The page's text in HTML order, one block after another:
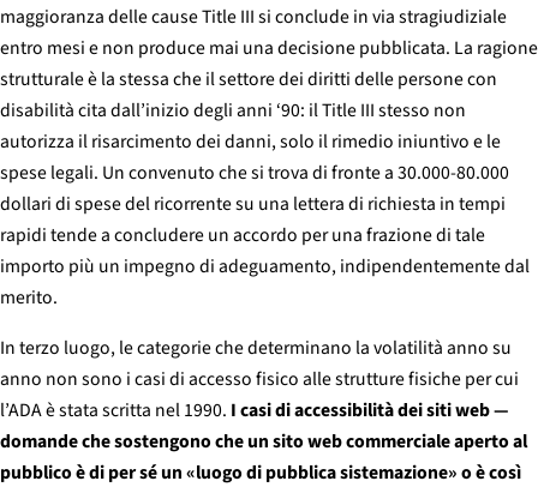
maggioranza delle cause Title III si conclude in via stragiudiziale
entro mesi e non produce mai una decisione pubblicata. La ragione
strutturale è la stessa che il settore dei diritti delle persone con
disabilità cita dall’inizio degli anni ‘90: il Title III stesso non
autorizza il risarcimento dei danni, solo il rimedio iniuntivo e le
spese legali. Un convenuto che si trova di fronte a 30.000-80.000
dollari di spese del ricorrente su una lettera di richiesta in tempi
rapidi tende a concludere un accordo per una frazione di tale
importo più un impegno di adeguamento, indipendentemente dal
merito.
In terzo luogo, le categorie che determinano la volatilità anno su
anno non sono i casi di accesso fisico alle strutture fisiche per cui
l’ADA è stata scritta nel 1990. I casi di accessibilità dei siti web —
domande che sostengono che un sito web commerciale aperto al
pubblico è di per sé un «luogo di pubblica sistemazione» o è così